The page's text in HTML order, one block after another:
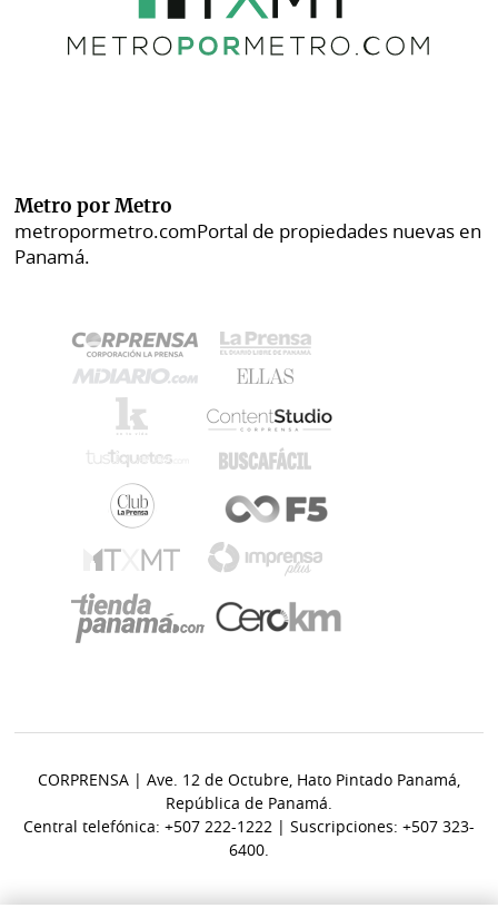
Metro por Metro
metropormetro.comPortal de propiedades nuevas en
Panamá.
CORPRENSA | Ave. 12 de Octubre, Hato Pintado Panamá,
República de Panamá.
Central telefónica: +507 222-1222 | Suscripciones: +507 323-
6400.